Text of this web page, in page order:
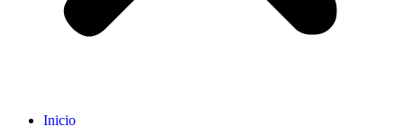
Inicio